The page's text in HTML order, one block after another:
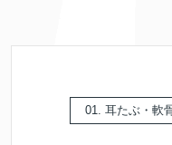
01. 耳たぶ・軟